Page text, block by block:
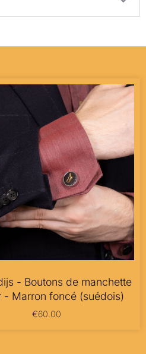
- Boutons de manchette
- Marron foncé (suédois)
€60.00